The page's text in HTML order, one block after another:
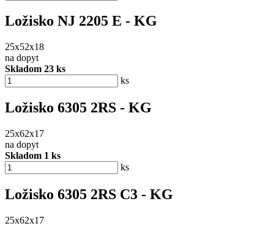
Ložisko NJ 2205 E - KG
25x52x18
na dopyt
Skladom 23 ks
ks
Ložisko 6305 2RS - KG
25x62x17
na dopyt
Skladom 1 ks
ks
Ložisko 6305 2RS C3 - KG
25x62x17